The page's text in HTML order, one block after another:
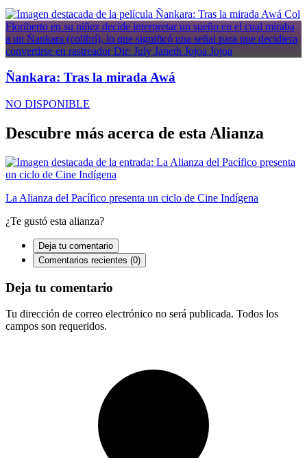
Col
Floriberto en su niñez decide interpretar un sueño en el cual miraba
a un Ñankara (colibrí), lo que significó una señal para que decidiera
convertirse en rastreadorDir: July Janeth Jojoa Jojoa
Ñankara: Tras la mirada Awá
NO DISPONIBLE
Descubre más acerca de esta Alianza
La Alianza del Pacífico presenta un ciclo de Cine Indígena
¿Te gustó esta alianza?
Deja tu comentario
Comentarios recientes (0)
Deja tu comentario
Tu dirección de correo electrónico no será publicada. Todos los
campos son requeridos.